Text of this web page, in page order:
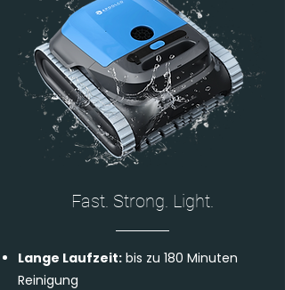
Fast. Strong. Light.
Lange Laufzeit: bis zu 180 Minuten
Reinigung